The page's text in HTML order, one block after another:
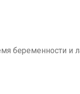
беременности и